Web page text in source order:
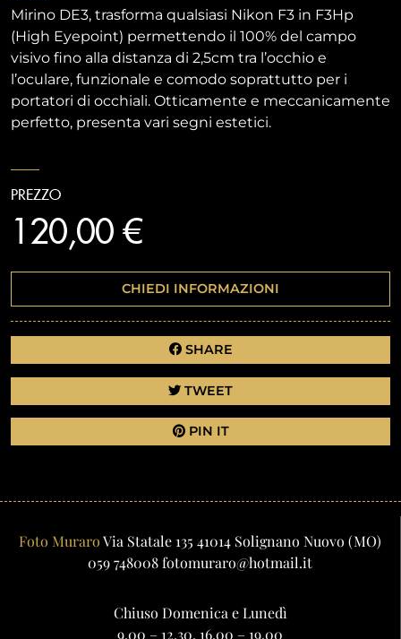
Mirino DE3, trasforma qualsiasi Nikon F3 in F3Hp
(High Eyepoint) permettendo il 100% del campo
visivo fino alla distanza di 2,5cm tra l’occhio e
l’oculare, funzionale e comodo soprattutto per i
portatori di occhiali. Otticamente e meccanicamente
perfetto, presenta vari segni estetici.
PREZZO
120,00 €
CHIEDI INFORMAZIONI
SHARE
TWEET
PIN IT
Foto MuraroVia Statale 135 41014 Solignano Nuovo (MO)
059 748008fotomuraro@hotmail.it
Chiuso Domenica e Lunedì
9.00 – 12.30, 16.00 – 19.00